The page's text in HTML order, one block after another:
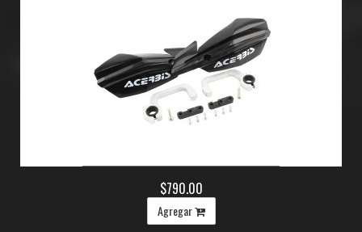
$790.00
Agregar